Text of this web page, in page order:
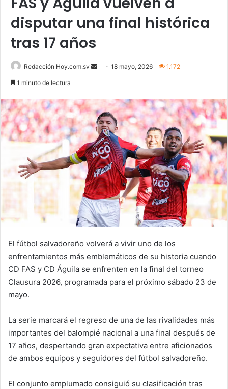
disputar una final histórica
tras 17 años
Redacción Hoy.com.sv
Send18 mayo, 2026 1.172
1 minuto de lectura
El fútbol salvadoreño volverá a vivir uno de los
enfrentamientos más emblemáticos de su historia cuando
CD FAS y CD Águila se enfrenten en la final del torneo
Clausura 2026, programada para el próximo sábado 23 de
mayo.
La serie marcará el regreso de una de las rivalidades más
importantes del balompié nacional a una final después de
17 años, despertando gran expectativa entre aficionados
de ambos equipos y seguidores del fútbol salvadoreño.
El conjunto emplumado consiguió su clasificación tras